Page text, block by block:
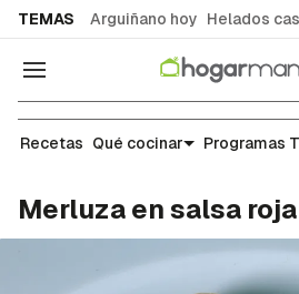
TEMAS Arguiñano hoy Helados
Navegación
Recetas
Recetas Qué cocinar Programas
Merluza en salsa roja